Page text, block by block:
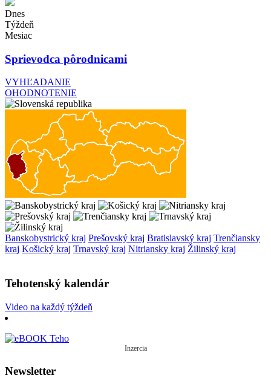
Dnes
Týždeň
Mesiac
Sprievodca pôrodnicami
VYHĽADANIE
OHODNOTENIE
Banskobystrický kraj Prešovský kraj Bratislavský kraj Trenčiansky
kraj Košický kraj Trnavský kraj Nitriansky kraj Žilinský kraj
Tehotenský kalendár
Video na každý týždeň
Inzercia
Newsletter